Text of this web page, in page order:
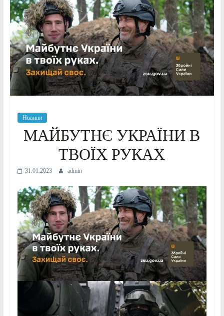
Новини
МАЙБУТНЄ УКРАЇНИ В
ТВОЇХ РУКАХ
31.01.2023 admin